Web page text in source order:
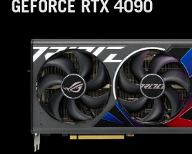
GEFORCE RTX 4090